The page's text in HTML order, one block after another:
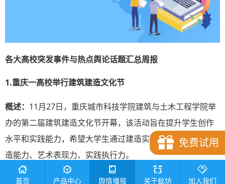
各大高校突发事件与热点舆论话题汇总周报
1.重庆一高校举行建筑建造文化节
概述： 11月27日，重庆城市科技学院建筑与土木工程学院举
办的第二届建筑建造文化节开幕，该活动旨在提升学生创作
水平和实践能力，希望大学生通过建造实践，培养其设计创
造能力、艺术表现力、实践执行力。
2.学生就读三年被告知查无此专业，绵阳教体局：正在处理
免费试用
首页 产品中心 舆情播报 关于蚁坊 加入我们